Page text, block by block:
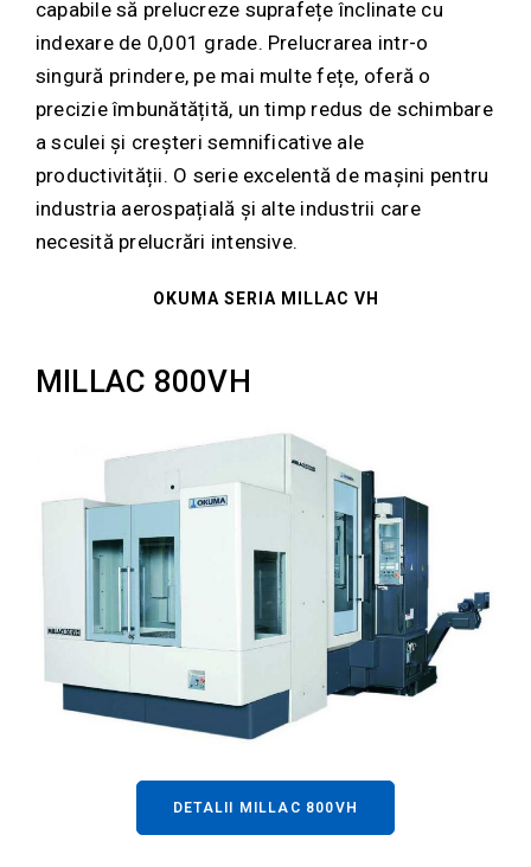
capabile să prelucreze suprafețe înclinate cu
indexare de 0,001 grade. Prelucrarea intr-o
singură prindere, pe mai multe fețe, oferă o
precizie îmbunătățită, un timp redus de schimbare
a sculei și creșteri semnificative ale
productivității. O serie excelentă de mașini pentru
industria aerospațială și alte industrii care
necesită prelucrări intensive.
OKUMA SERIA MILLAC VH
MILLAC 800VH
DETALII MILLAC 800VH